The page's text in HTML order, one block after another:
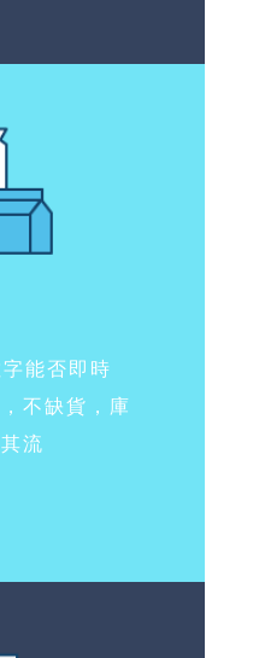
能否即時
不缺貨，庫
流